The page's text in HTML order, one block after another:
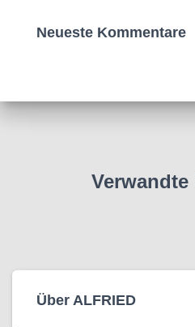
Neueste Kommentare
Verwandte
Über ALFRIED